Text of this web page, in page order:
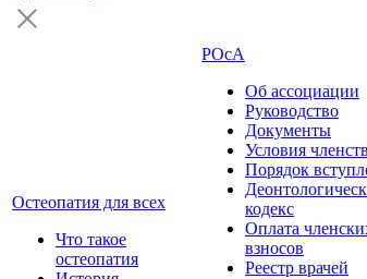
Остеопатия для всех
Что такое
остеопатия
РОсА
Об ассоциации
Руководство
Документы
Условия
Порядок
кодекс
Оплата
взносов
Реестр врачей